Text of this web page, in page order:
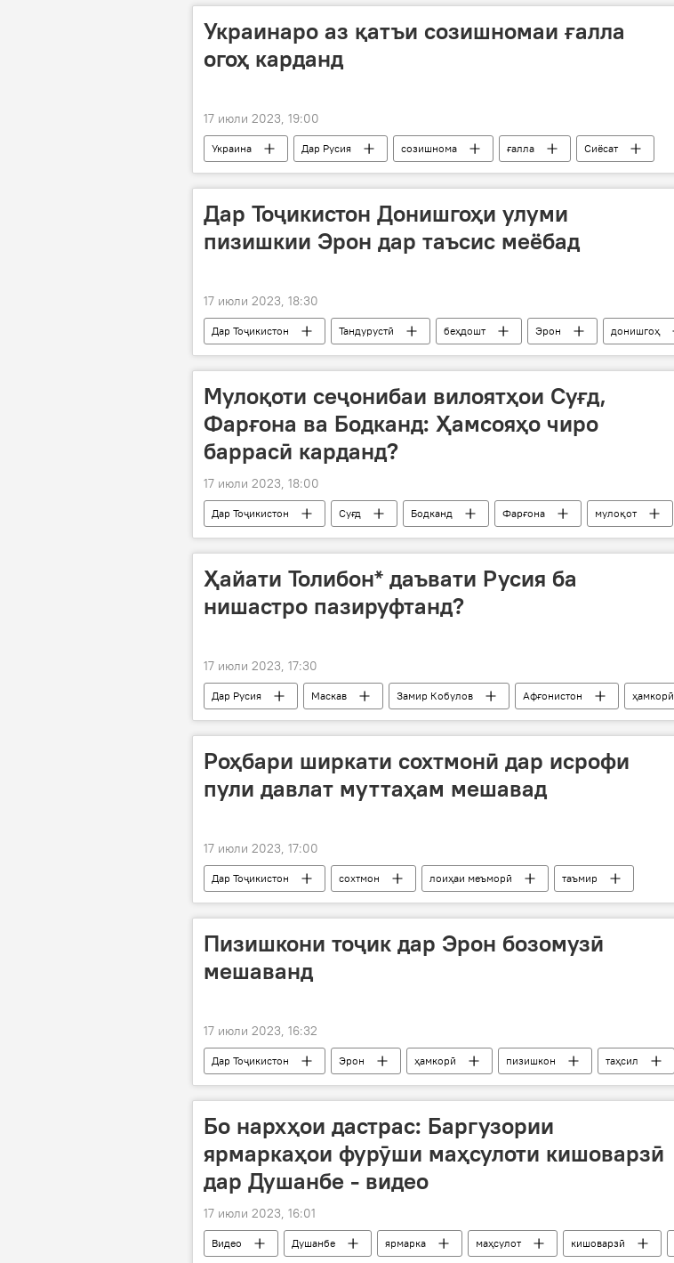
Украинаро аз қатъи созишномаи ғалла
огоҳ карданд
17 июли 2023, 19:00
Украина Дар Русия созишнома ғалла Сиёсат
Дар Тоҷикистон Донишгоҳи улуми
пизишкии Эрон дар таъсис меёбад
17 июли 2023, 18:30
Дар Тоҷикистон Тандурустӣ беҳдошт Эрон донишгоҳ
ифтитоҳ
пизишкӣ ҳамкорӣ
Мулоқоти сеҷонибаи вилоятҳои Суғд,
Фарғона ва Бодканд: Ҳамсояҳо чиро
баррасӣ карданд?
17 июли 2023, 18:00
Дар Тоҷикистон Суғд Бодканд Фарғона
мулоқот
гурӯҳи сеҷониба
Раҷаббой Аҳмадзода
Ҳайати Толибон* даъвати Русия ба
нишастро пазируфтанд?
17 июли 2023, 17:30
Дар Русия Маскав Замир Кобулов Афғонистон ҳамкорӣ
Роҳбари ширкати сохтмонӣ дар исрофи
пули давлат муттаҳам мешавад
17 июли 2023, 17:00
Дар Тоҷикистон сохтмон лоиҳаи меъморӣ
таъмир
Рӯйдод, ҷиноят ва ҳолатҳои фавқулода
коррупсия
Пизишкони тоҷик дар Эрон бозомузӣ
мешаванд
17 июли 2023, 16:32
Дар Тоҷикистон Эрон ҳамкорӣ пизишкон таҳсил
Тандурустӣ
Бо нархҳои дастрас: Баргузории
ярмаркаҳои фурӯши маҳсулоти кишоварзӣ
дар Душанбе - видео
17 июли 2023, 16:01
Видео Душанбе ярмарка маҳсулот кишоварзӣ